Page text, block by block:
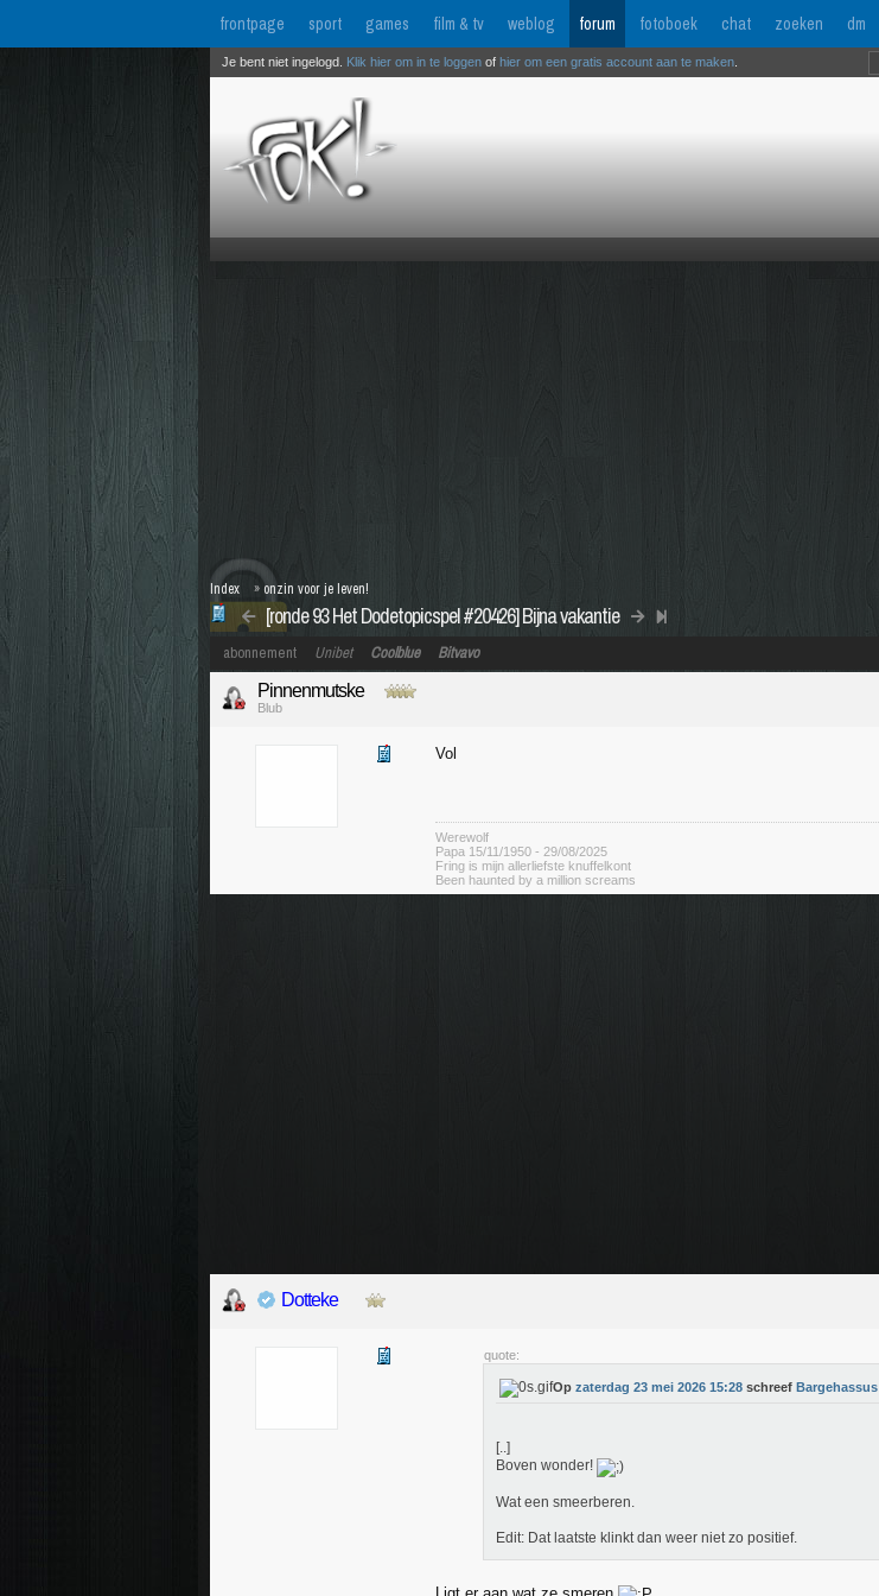
frontpage sport games film & tv weblog forum fotoboek chat zoeken dm
Je bent niet ingelogd. Klik hier om in te loggen of hier om een gratis account aan te maken
[ronde 93 Het Dodetopicspel #20426] Bijna vakantie
Index » onzin voor je leven!
abonnement Unibet Coolblue Bitvavo
Pinnenmutske
Blub
Vol
Werewolf
Papa 15/11/1950 - 29/08/2025
Fring is mijn allerliefste knuffelkont
Been haunted by a million screams
Dotteke
quote:
Op zaterdag 23 mei 2026 15:28 schreef Bargehassus
[..]
Boven wonder!
Wat een smeerberen.
Edit: Dat laatste klinkt dan weer niet zo positief.